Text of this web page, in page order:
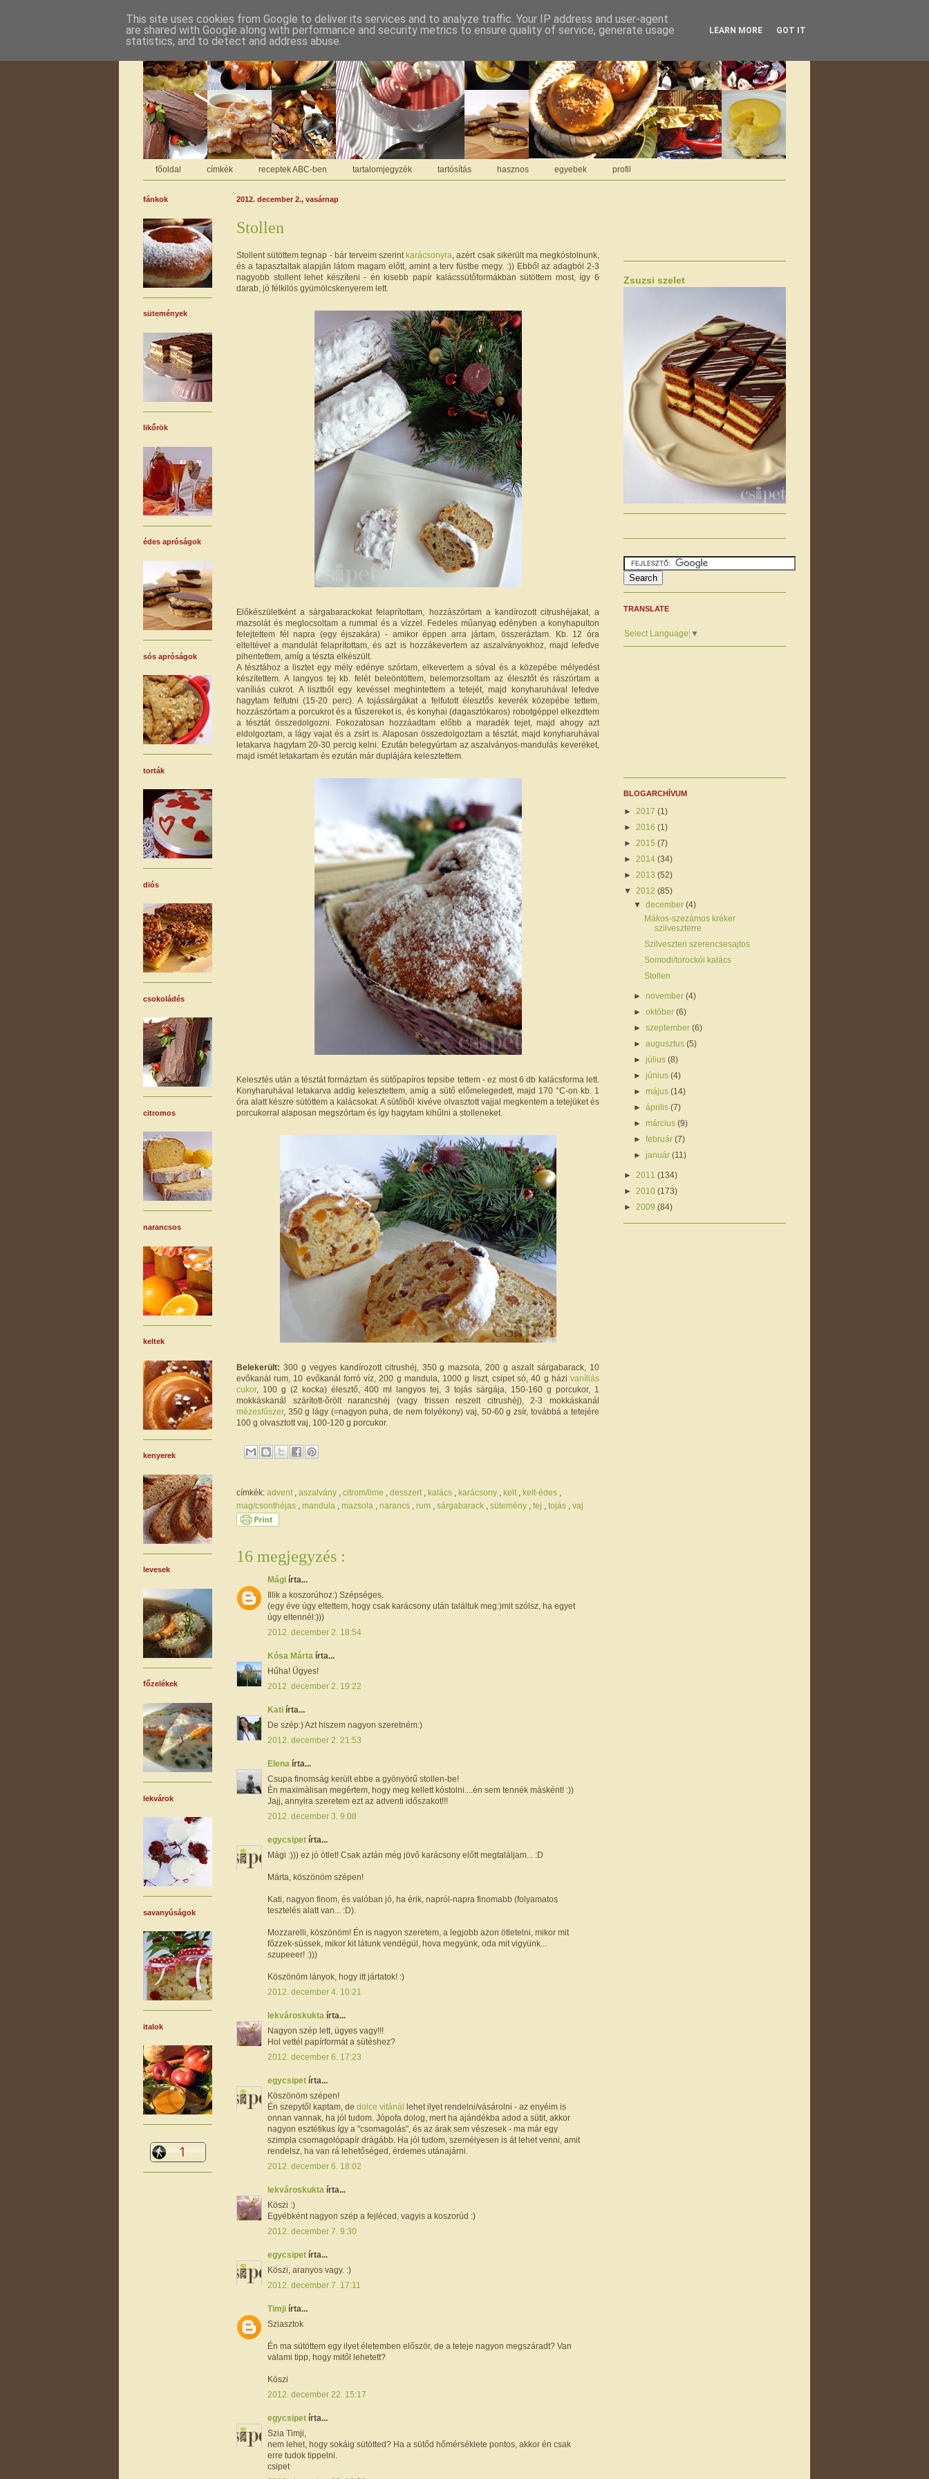
főoldal címkék receptek ABC-ben tartalomjegyzék tartósítás hasznos egyebek profil
2012. december 2., vasárnap
Stollen
Stollent sütöttem tegnap - bár terveim szerintkarácsonyra , azért csak sikerült ma megkóstolnunk,
és a tapasztaltak alapján látom magam előtt, amint a terv füstbe megy. :)) Ebből az adagból 2-3
nagyobb stollent lehet készíteni - én kisebb papír kalácssütőformákban sütöttem most, így 6
darab, jó félkilós gyümölcskenyerem lett.
Előkészületként a sárgabarackokat felaprítottam, hozzászórtam a kandírozott citrushéjakat, a
mazsolát és meglocsoltam a rummal és a vízzel. Fedeles műanyag edényben a konyhapulton
felejtettem fél napra (egy éjszakára) - amikor éppen arra jártam, összeráztam. Kb. 12 óra
elteltével a mandulát felaprítottam, és azt is hozzákevertem az aszalványokhoz, majd lefedve
pihentettem, amíg a tészta elkészült.
A tésztához a lisztet egy mély edénye szórtam, elkevertem a sóval és a közepébe mélyedést
készítettem. A langyos tej kb. felét beleöntöttem, belemorzsoltam az élesztőt és rászórtam a
vaníliás cukrot. A lisztből egy kevéssel meghintettem a tetejét, majd konyharuhával lefedve
hagytam felfutni (15-20 perc). A tojássárgákat a felfutott élesztős keverék közepébe tettem,
hozzászórtam a porcukrot és a fűszereket is, és konyhai (dagasztókaros) robotgéppel elkezdtem
a tésztát összedolgozni. Fokozatosan hozzáadtam előbb a maradék tejet, majd ahogy azt
eldolgoztam, a lágy vajat és a zsírt is. Alaposan összedolgoztam a tésztát, majd konyharuhával
letakarva hagytam 20-30 percig kelni. Ezután belegyúrtam az aszalványos-mandulás keveréket,
majd ismét letakartam és ezután már duplájára kelesztettem.
Kelesztés után a tésztát formáztam és sütőpapíros tepsibe tettem - ez most 6 db kalácsforma lett.
Konyharuhával letakarva addig kelesztettem, amíg a sütő előmelegedett, majd 170 °C-on kb. 1
óra alatt készre sütöttem a kalácsokat. A sütőből kivéve olvasztott vajjal megkentem a tetejüket és
porcukorral alaposan megszórtam és így hagytam kihűlni a stolleneket.
Belekerült: 300 g vegyes kandírozott citrushéj, 350 g mazsola, 200 g aszalt sárgabarack, 10
evőkanál rum, 10 evőkanál forró víz, 200 g mandula, 1000 g liszt, csipet só, 40 g házi vaníliás
cukor, 100 g (2 kocka) élesztő, 400 ml langyos tej, 3 tojás sárgája, 150-160 g porcukor, 1
mokkáskanál szárított-őrölt narancshéj (vagy frissen reszelt citrushéj), 2-3 mokkáskanál
mézesfűszer, 350 g lágy (=nagyon puha, de nem folyékony) vaj, 50-60 g zsír, továbbá a tetejére
100 g olvasztott vaj, 100-120 g porcukor.
címkék: advent aszalvány citrom/lime desszert kalács karácsony kelt kelt-édes
mag/csonthéjas
mandula mazsola narancs rum sárgabarack sütemény tej tojás vaj
16 megjegyzés :
Mági írta...
Illik a koszorúhoz:) Szépséges.
(egy éve úgy eltettem, hogy csak karácsony után találtuk meg:)mit szólsz, ha egyet
úgy eltennél:)))
2012. december 2. 18:54
Kósa Márta írta...
Hűha! Ügyes!
2012. december 2. 19:22
Kati írta...
De szép:) Azt hiszem nagyon szeretném:)
2012. december 2. 21:53
Elena írta...
Csupa finomság került ebbe a gyönyörű stollen-be!
Èn maximàlisan megértem, hogy meg kellett kóstolni....én sem tennék másként! :))
Jajj, annyira szeretem ezt az adventi időszakot!!!
2012. december 3. 9:08
egycsipet írta...
Mági :))) ez jó ötlet! Csak aztán még jövő karácsony előtt megtaláljam... :D
Márta, köszönöm szépen!
Kati, nagyon finom, és valóban jó, ha érik, napról-napra finomabb (folyamatos
tesztelés alatt van... :D).
Mozzarelli, köszönöm! Én is nagyon szeretem, a legjobb azon ötletelni, mikor mit
főzzek-süssek, mikor kit látunk vendégül, hova megyünk, oda mit vigyünk...
szupeeer! :)))
Köszönöm lányok, hogy itt jártatok! :)
2012. december 4. 10:21
lekvároskukta írta...
Nagyon szép lett, ügyes vagy!!!
Hol vettél papírformát a sütéshez?
2012. december 6. 17:23
egycsipet írta...
Köszönöm szépen!
Én szepytől kaptam, de dolce vitánál lehet ilyet rendelni/vásárolni - az enyéim is
onnan vannak, ha jól tudom. Jópofa dolog, mert ha ajándékba adod a sütit, akkor
nagyon esztétikus így a "csomagolás", és az árak sem vészesek - ma már egy
szimpla csomagolópapír drágább. Ha jól tudom, személyesen is át lehet venni, amit
rendelsz, ha van rá lehetőséged, érdemes utánajárni.
2012. december 6. 18:02
lekvároskukta írta...
Köszi :)
Egyébként nagyon szép a fejléced, vagyis a koszorúd :)
2012. december 7. 9:30
egycsipet írta...
Köszi, aranyos vagy. :)
2012. december 7. 17:11
Timji írta...
Sziasztok
Én ma sütöttem egy ilyet életemben először, de a teteje nagyon megszáradt? Van
valami tipp, hogy mitől lehetett?
Köszi
2012. december 22. 15:17
egycsipet írta...
Szia Timji,
nem lehet, hogy sokáig sütötted? Ha a sütőd hőmérséklete pontos, akkor én csak
erre tudok tippelni.
csipet
fánkok
sütemények
likőrök
édes apróságok
sós apróságok
torták
diós
csokoládés
citromos
narancsos
keltek
kenyerek
levesek
főzelékek
lekvárok
savanyúságok
italok
Zsuzsi szelet
TRANSLATE
Select Language ▼
BLOGARCHÍVUM
► 2017 (1)
► 2016 (1)
► 2015 (7)
► 2014 (34)
► 2013 (52)
▼ 2012 (85)
▼december(4)
Mákos-szezámos kréker
szilveszterre
Szilveszteri szerencsesajtos
Somodi/torockói kalács
Stollen
►november(4)
►október(6)
►szeptember(6)
►augusztus(5)
►július(8)
►június(4)
►május(14)
►április(7)
►március(9)
►február(7)
►január(11)
► 2011 (134)
► 2010 (173)
► 2009 (84)
This site uses cookies from Google to deliver its services and to analyze traffic. Your IP address and user-agent
are shared with Google along with performance and security metrics to ensure quality of service, generate usage
statistics, and to detect and address abuse.
LEARN MORE GOT IT